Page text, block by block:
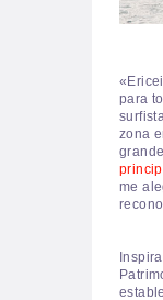
para
zona
me